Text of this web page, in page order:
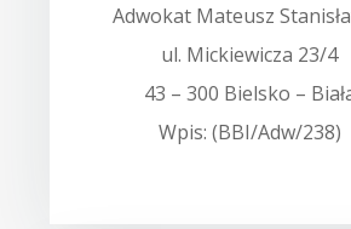
Adwokat Mateusz
ul. Mickiewicza 23/4
43 – 300 Bielsko –
Wpis: (BBI/Adw/238)